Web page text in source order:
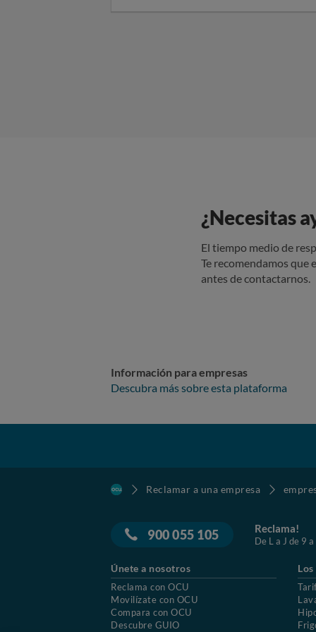
de hoy
¿Necesitas
El tiempo medio de
Te recomendamos que
antes de contactarnos.
Información para empresas
Descubra más sobre esta plataforma
Reclamar a una empresa
900 055 105 Reclama!
De L a J de 9
Únete a nosotros
Reclama con OCU
Movilízate con OCU
Compara con OCU
Descubre GUIO